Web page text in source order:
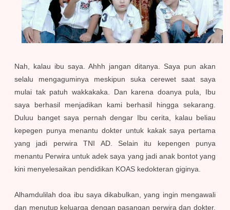
Nah, kalau ibu saya. Ahhh jangan ditanya. Saya pun akan
selalu mengaguminya meskipun suka cerewet saat saya
mulai tak patuh wakkakaka. Dan karena doanya pula, Ibu
saya berhasil menjadikan kami berhasil hingga sekarang.
Duluu banget saya pernah dengar Ibu cerita, kalau beliau
kepegen punya menantu dokter untuk kakak saya pertama
yang jadi perwira TNI AD. Selain itu kepengen punya
menantu Perwira untuk adek saya yang jadi anak bontot yang
kini menyelesaikan pendidikan KOAS kedokteran giginya.
Alhamdulilah doa ibu saya dikabulkan, yang ingin mengawali
dan menutup keluarga dengan pasangan perwira dan dokter.